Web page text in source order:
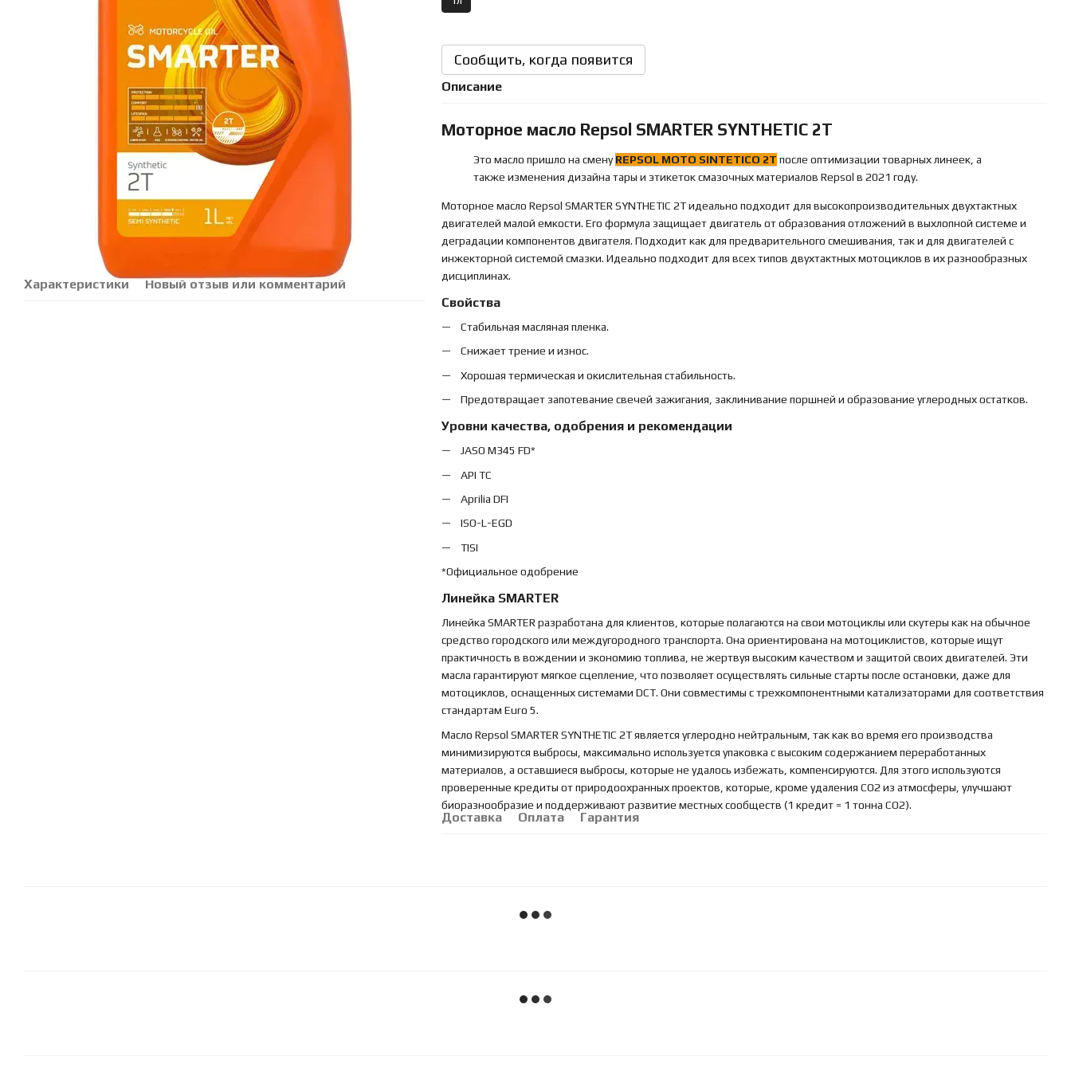
Характеристики Новый отзыв или комментарий
Сообщить, когда появится
Описание
Моторное масло Repsol SMARTER SYNTHETIC 2T
Это масло пришло на сменуREPSOL MOTO SINTETICO 2T после оптимизации товарных линеек, а
также изменения дизайна тары и этикеток смазочных материалов Repsol в 2021 году.
Моторное масло Repsol SMARTER SYNTHETIC 2T идеально подходит для высокопроизводительных двухтактных
двигателей малой емкости. Его формула защищает двигатель от образования отложений в выхлопной системе и
деградации компонентов двигателя. Подходит как для предварительного смешивания, так и для двигателей с
инжекторной системой смазки. Идеально подходит для всех типов двухтактных мотоциклов в их разнообразных
дисциплинах.
Свойства
Стабильная масляная пленка.
Снижает трение и износ.
Хорошая термическая и окислительная стабильность.
Предотвращает запотевание свечей зажигания, заклинивание поршней и образование углеродных остатков.
Уровни качества, одобрения и рекомендации
JASO M345 FD*
API TC
Aprilia DFI
ISO-L-EGD
TISI
*Официальное одобрение
Линейка SMARTER
Линейка SMARTER разработана для клиентов, которые полагаются на свои мотоциклы или скутеры как на обычное
средство городского или междугородного транспорта. Она ориентирована на мотоциклистов, которые ищут
практичность в вождении и экономию топлива, не жертвуя высоким качеством и защитой своих двигателей. Эти
масла гарантируют мягкое сцепление, что позволяет осуществлять сильные старты после остановки, даже для
мотоциклов, оснащенных системами DCT. Они совместимы с трехкомпонентными катализаторами для соответствия
стандартам Euro 5.
Масло Repsol SMARTER SYNTHETIC 2T является углеродно нейтральным, так как во время его производства
минимизируются выбросы, максимально используется упаковка с высоким содержанием переработанных
материалов, а оставшиеся выбросы, которые не удалось избежать, компенсируются. Для этого используются
проверенные кредиты от природоохранных проектов, которые, кроме удаления CO2 из атмосферы, улучшают
биоразнообразие и поддерживают развитие местных сообществ (1 кредит = 1 тонна CO2).
Доставка Оплата Гарантия